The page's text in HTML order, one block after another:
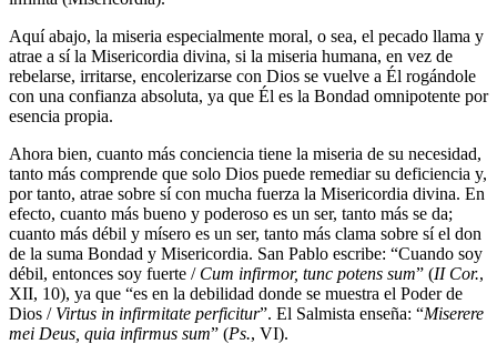
Aquí abajo, la miseria especialmente moral, o sea, el pecado llama y
atrae a sí la Misericordia divina, si la miseria humana, en vez de
rebelarse, irritarse, encolerizarse con Dios se vuelve a Él rogándole
con una confianza absoluta, ya que Él es la Bondad omnipotente por
esencia propia.
Ahora bien, cuanto más conciencia tiene la miseria de su necesidad,
tanto más comprende que solo Dios puede remediar su deficiencia y,
por tanto, atrae sobre sí con mucha fuerza la Misericordia divina. En
efecto, cuanto más bueno y poderoso es un ser, tanto más se da;
cuanto más débil y mísero es un ser, tanto más clama sobre sí el don
de la suma Bondad y Misericordia. San Pablo escribe: “Cuando soy
débil, entonces soy fuerte /Cum infirmor, tunc potens sum” (II Cor.,
XII, 10), ya que “es en la debilidad donde se muestra el Poder de
Dios / Virtus in infirmitate perficitur”. El Salmista enseña: “Miserere
mei Deus, quia infirmus sum” (Ps., VI).